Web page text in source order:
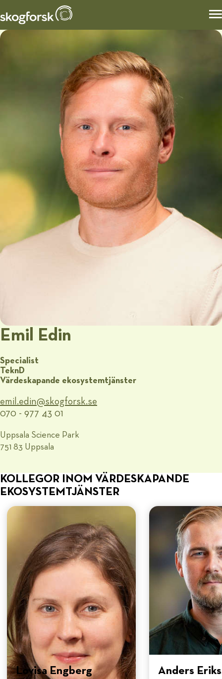
Emil Edin
Specialist
TeknD
Värdeskapande ekosystemtjänster
emil.edin@​skogforsk.se
070 - 977 43 01
Uppsala Science Park
751 83 Uppsala
KOLLEGOR INOM VÄRDESKAPANDE
EKOSYSTEMTJÄNSTER
Lovisa Engberg
Anders